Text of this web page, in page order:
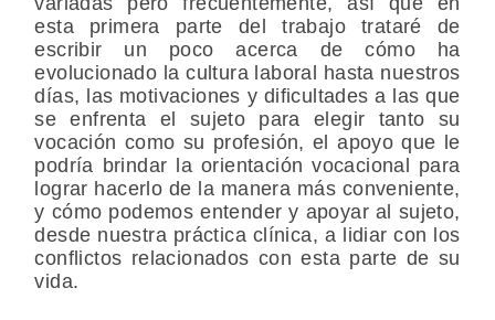
esta primera parte del trabajo trataré de
escribir un poco acerca de cómo ha
evolucionado la cultura laboral hasta nuestros
días, las motivaciones y dificultades a las que
se enfrenta el sujeto para elegir tanto su
vocación como su profesión, el apoyo que le
podría brindar la orientación vocacional para
lograr hacerlo de la manera más conveniente,
y cómo podemos entender y apoyar al sujeto,
desde nuestra práctica clínica, a lidiar con los
conflictos relacionados con esta parte de su
vida.